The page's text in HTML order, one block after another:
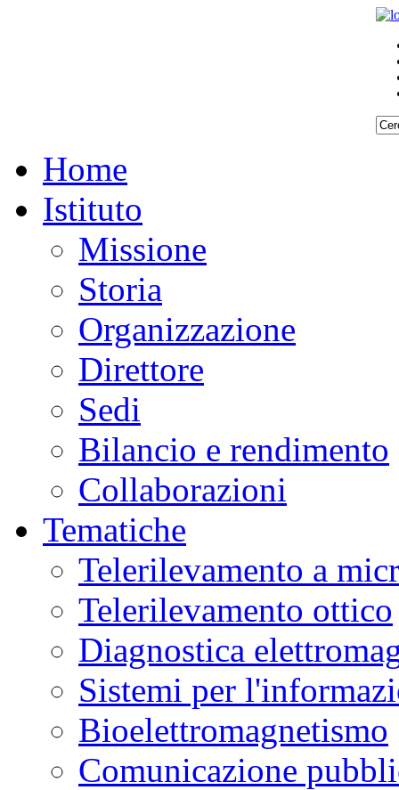
Home
Istituto
Missione
Storia
Organizzazione
Direttore
Sedi
Bilancio e rendimento
Collaborazioni
Tematiche
Telerilevamento a
Telerilevamento ottico
Diagnostica
Sistemi per
Bioelettromagnetismo
Comunicazione